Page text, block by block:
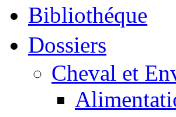
Bibliothéque
Dossiers
Cheval et